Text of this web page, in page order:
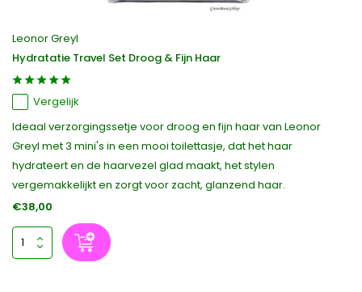
Leonor Greyl
Hydratatie Travel Set Droog & Fijn Haar
Vergelijk
Ideaal verzorgingssetje voor droog en fijn haar van Leonor
Greyl met 3 mini's in een mooi toilettasje, dat het haar
hydrateert en de haarvezel glad maakt, het stylen
vergemakkelijkt en zorgt voor zacht, glanzend haar.
€38,00